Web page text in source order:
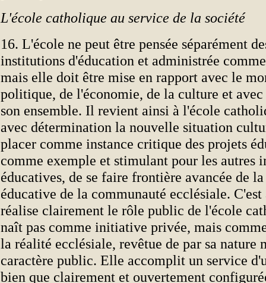
L'école catholique au service de la société
16. L'école ne peut être pensée séparément
institutions d'éducation et administrée
mais elle doit être mise en rapport avec le
politique, de l'économie, de la culture et avec
son ensemble. Il revient ainsi à l'école
avec détermination la nouvelle situation
placer comme instance critique des projets
comme exemple et stimulant pour les autres
éducatives, de se faire frontière avancée de
éducative de la communauté ecclésiale. C'est
réalise clairement le rôle public de l'école
naît pas comme initiative privée, mais
la réalité ecclésiale, revêtue de par sa nature
caractère public. Elle accomplit un service
bien que clairement et ouvertement